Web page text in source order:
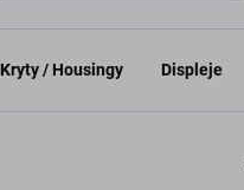
Do košíka
Kryty / Housingy Displeje